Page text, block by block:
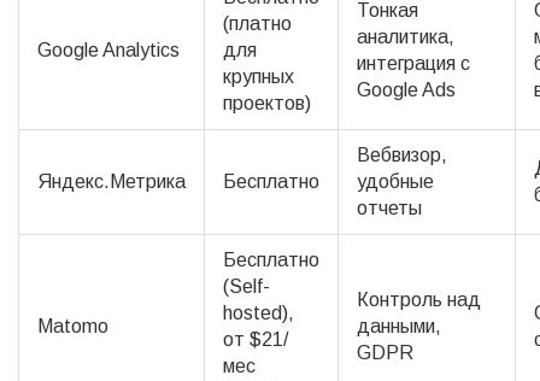
Google Analytics
(платно
для
крупных
проектов)
Тонкая
аналитика,
интеграция с
Google Ads
Яндекс.Метрика Бесплатно
Вебвизор,
удобные
отчеты
Matomo
Бесплатно
(Self-
hosted),
от $21/
мес
Контроль над
данными,
GDPR